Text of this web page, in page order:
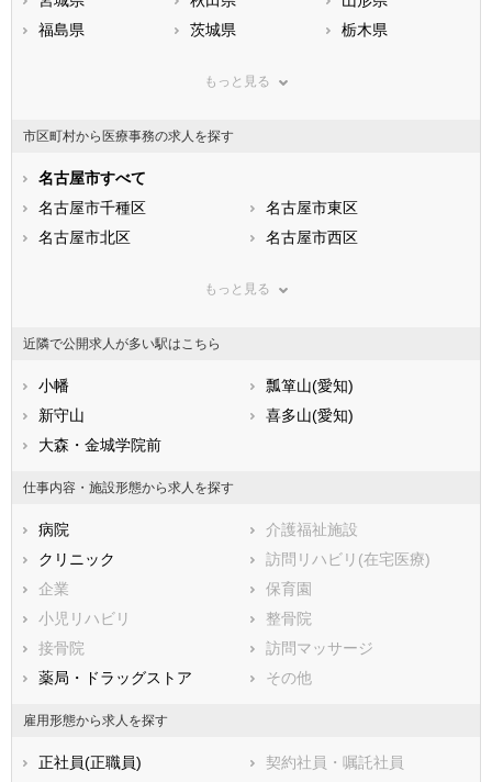
福島県
茨城県
栃木県
神奈川県
石川県
福井県
静岡県
滋賀県
大阪府
兵庫県
和歌山県
山口県
福岡県
佐賀県
熊本県
宮崎県
鹿児島県
もっと見る
市区町村から医療事務の求人を探す
名古屋市すべて
名古屋市千種区
名古屋市東区
名古屋市北区
名古屋市西区
名古屋市瑞穂区
名古屋市港区
名古屋市守山区
名古屋市緑区
名古屋市名東区
名古屋市天白区
市部
半田市
春日井市
豊川市
津島市
碧南市
刈谷市
豊田市
安城市
西尾市
蒲郡市
犬山市
常滑市
江南市
東海市
大府市
もっと見る
近隣で公開求人が多い駅はこちら
小幡
瓢箪山(愛知)
新守山
喜多山(愛知)
大森・金城学院前
仕事内容・施設形態から求人を探す
病院
介護福祉施設
クリニック
訪問リハビリ(在宅医療)
企業
保育園
小児リハビリ
整骨院
接骨院
訪問マッサージ
薬局・ドラッグストア
その他
雇用形態から求人を探す
正社員(正職員)
契約社員・嘱託社員